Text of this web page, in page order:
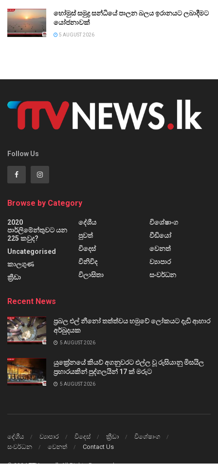
හෝමුස් සමුද්‍ර සන්ධියේ පාලන බලය ඉරානයට ලබාදීමට
යෝජනාවක්
5 AUGUST 2026
Follow Us
Browse by Category
2020
පාර්ලිමේන්තුවට යන
225 කවුද?
Uncategorised
කාලගුණ
ක්‍රීඩා
දේශීය
පුවත්
විදෙස්
විනිවිද
විලාසිතා
විශේෂාංග
වීඩියෝ
වෙනත්
ව්‍යාපාර
සංවර්ධන
Recent News
ප්‍රබල එල් නීනෝ තත්ත්වය හමුවේ ලෝකයට දැඩි ආහාර
අර්බුදයක
5 AUGUST 2026
යුක්‍රේනයේ කියව් අගනුවරට එල්ල වූ රුසියානු මිසයිල
ප්‍රහාරයකින් පුද්ගලයින් 17 ක් මරුට
5 AUGUST 2026
දේශීය ව්‍යාපාර විදෙස් ක්‍රීඩා
විශේෂාංග
සංවර්ධන
වෙනත් Contact Us